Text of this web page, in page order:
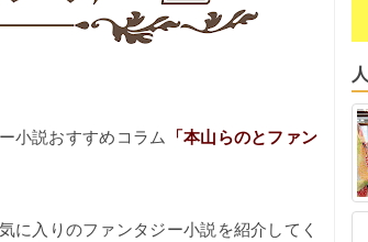
小説おすすめコラム 「本山らのとファン
に入りのファンタジー小説を紹介してく